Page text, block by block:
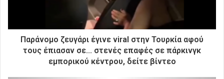
τ
Παράνομο ζευγάρι έγινε viral στην Τουρκία αφού
τους έπιασαν σε... στενές επαφές σε πάρκινγκ
εμπορικού κέντρου, δείτε βίντεο